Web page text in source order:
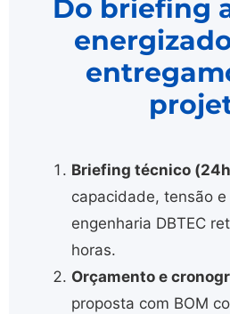
Do briefing
Briefing técnico
capacidade, tensão e
engenharia DBTEC
horas.
Orçamento e
proposta com BOM